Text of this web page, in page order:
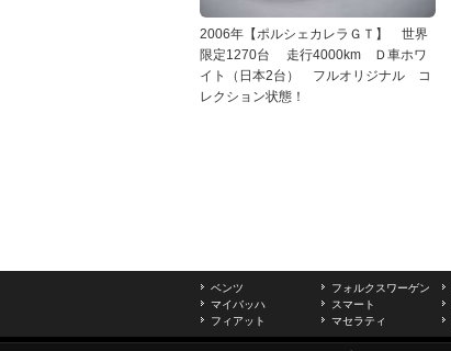
2006年【ポルシェカレラＧＴ】 世界
限定1270台 走行4000km Ｄ車ホワ
イト（日本2台） フルオリジナル コ
レクション状態！
ベンツ フォルクスワーゲン
マイバッハ
スマート
フィアット
マセラティ